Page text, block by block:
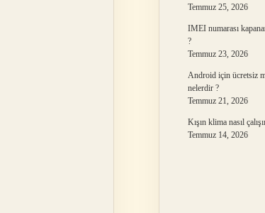
Temmuz 25, 2026
IMEI numarası
?
Temmuz 23, 2026
Android için ücretsiz
nelerdir ?
Temmuz 21, 2026
Kışın klima nasıl
Temmuz 14, 2026